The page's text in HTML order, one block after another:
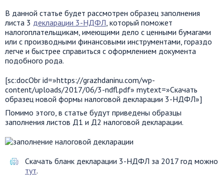
В данной статье будет рассмотрен образец заполнения
листа 3 декларации 3-НДФЛ, который поможет
налогоплательщикам, имеющими дело с ценными бумагами
или с производными финансовыми инструментами, гораздо
легче и быстрее справиться с оформлением документа
подобного рода.
[sc:docObr id=»https://grazhdaninu.com/wp-
content/uploads/2017/06/3-ndfl.pdf» mytext=»Скачать
образец новой формы налоговой декларации 3-НДФЛ»]
Помимо этого, в статье будут приведены образцы
заполнения листов Д1 и Д2 налоговой декларации.
Cкачать бланк декларации 3-НДФЛ за 2017 год можно
тут.